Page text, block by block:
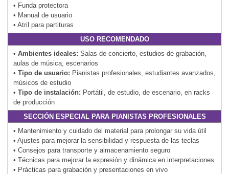
• Funda protectora
• Manual de usuario
• Atril para partituras
USO RECOMENDADO
• Ambientes ideales: Salas de concierto, estudios de grabación,
aulas de música, escenarios
• Tipo de usuario: Pianistas profesionales, estudiantes avanzados,
músicos de estudio
• Tipo de instalación: Portátil, de estudio, de escenario, en racks
de producción
SECCIÓN ESPECIAL PARA PIANISTAS PROFESIONALES
• Mantenimiento y cuidado del material para prolongar su vida útil
• Ajustes para mejorar la sensibilidad y respuesta de las teclas
• Consejos para transporte y almacenamiento seguro
• Técnicas para mejorar la expresión y dinámica en interpretaciones
• Prácticas para grabación y presentaciones en vivo